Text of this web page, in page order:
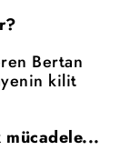
Bertan
kilit
mücadele...